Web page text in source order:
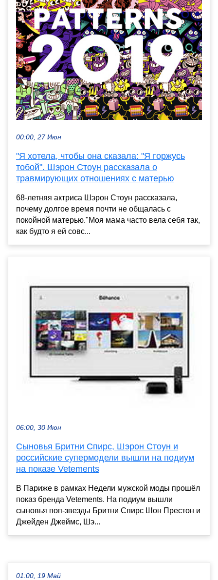
00:00, 27 Июн
"Я хотела, чтобы она сказала: "Я горжусь
тобой". Шэрон Стоун рассказала о
травмирующих отношениях с матерью
68-летняя актриса Шэрон Стоун рассказала,
почему долгое время почти не общалась с
покойной матерью."Моя мама часто вела себя так,
как будто я ей совс...
06:00, 30 Июн
Сыновья Бритни Спирс, Шэрон Стоун и
российские супермодели вышли на подиум
на показе Vetements
В Париже в рамках Недели мужской моды прошёл
показ бренда Vetements. На подиум вышли
сыновья поп-звезды Бритни Спирс Шон Престон и
Джейден Джеймс, Шэ...
01:00, 19 Май